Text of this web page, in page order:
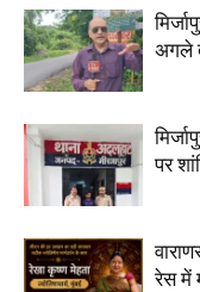
अगले
पर
रेस में